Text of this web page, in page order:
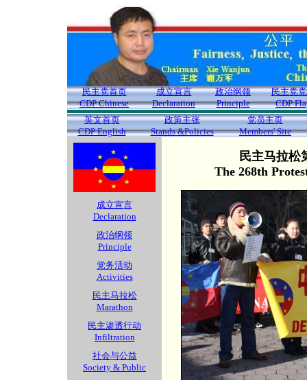
民主党首页
CDP Chinese
成立宣言
Declaration
政治纲领
Principle
民主党
CDP
英文首页
CDP English
政策主张
Stands &Policies
党员主页
Members' Site
成立宣言
Declaration
政治纲领
Principle
党务活动
Activities
民主马拉松
Marathon
民主渗透行动
Infiltration
社会与公益
Society & Public
民主马拉松
The 268th